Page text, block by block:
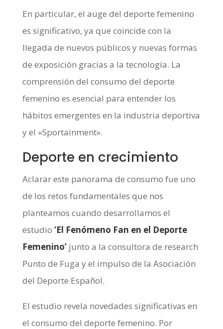
En particular, el auge del deporte femenino
es significativo, ya que coincide con la
llegada de nuevos públicos y nuevas formas
de exposición gracias a la tecnología. La
comprensión del consumo del deporte
femenino es esencial para entender los
hábitos emergentes en la industria deportiva
y el «Sportainment».
Deporte en crecimiento
Aclarar este panorama de consumo fue uno
de los retos fundamentales que nos
planteamos cuando desarrollamos el
estudio ‘El Fenómeno Fan en el Deporte
Femenino’junto a la consultora de research
Punto de Fuga y el impulso de la Asociación
del Deporte Español.
El estudio revela novedades significativas en
el consumo del deporte femenino. Por